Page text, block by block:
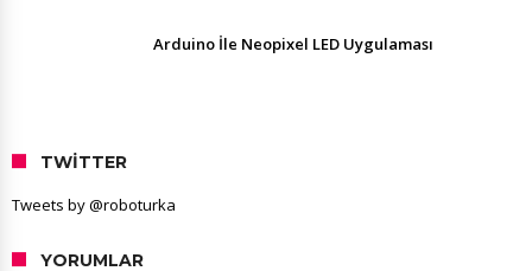
Arduino İle Neopixel LED Uygulaması
TWITTER
Tweets by @roboturka
YORUMLAR